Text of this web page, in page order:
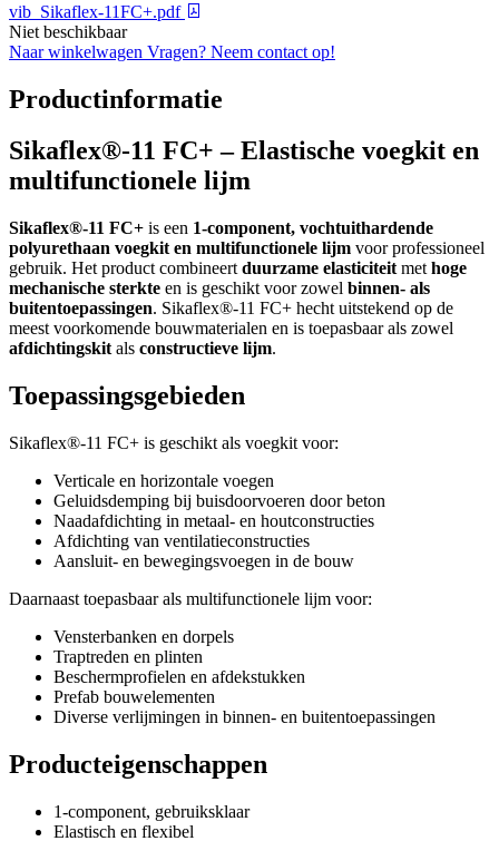
vib_Sikaflex-11FC+.pdf
Niet beschikbaar
Naar winkelwagen Vragen? Neem contact op!
Productinformatie
Sikaflex®-11 FC+ – Elastische voegkit en
multifunctionele lijm
Sikaflex®-11 FC+ is een 1-component, vochtuithardende
polyurethaan voegkit en multifunctionele lijm voor professioneel
gebruik. Het product combineert duurzame elasticiteit met hoge
mechanische sterkte en is geschikt voor zowel binnen- als
buitentoepassingen. Sikaflex®-11 FC+ hecht uitstekend op de
meest voorkomende bouwmaterialen en is toepasbaar als zowel
afdichtingskit als constructieve lijm.
Toepassingsgebieden
Sikaflex®-11 FC+ is geschikt als voegkit voor:
Verticale en horizontale voegen
Geluidsdemping bij buisdoorvoeren door beton
Naadafdichting in metaal- en houtconstructies
Afdichting van ventilatieconstructies
Aansluit- en bewegingsvoegen in de bouw
Daarnaast toepasbaar als multifunctionele lijm voor:
Vensterbanken en dorpels
Traptreden en plinten
Beschermprofielen en afdekstukken
Prefab bouwelementen
Diverse verlijmingen in binnen- en buitentoepassingen
Producteigenschappen
1-component, gebruiksklaar
Elastisch en flexibel